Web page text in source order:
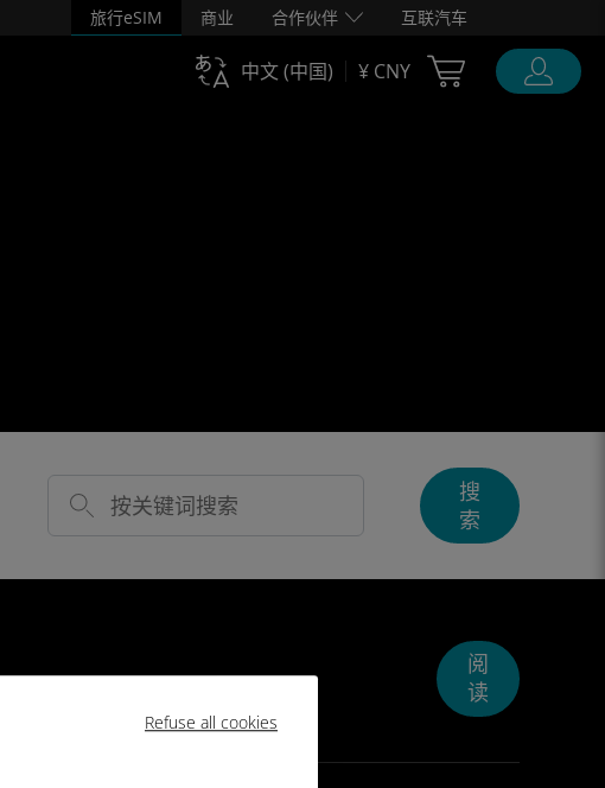
Refuse all cookies
旅行eSIM 商业 合作伙伴 互联汽车
中文 (中国) ¥ CNY Cart Ubigi
搜
索
阅
读